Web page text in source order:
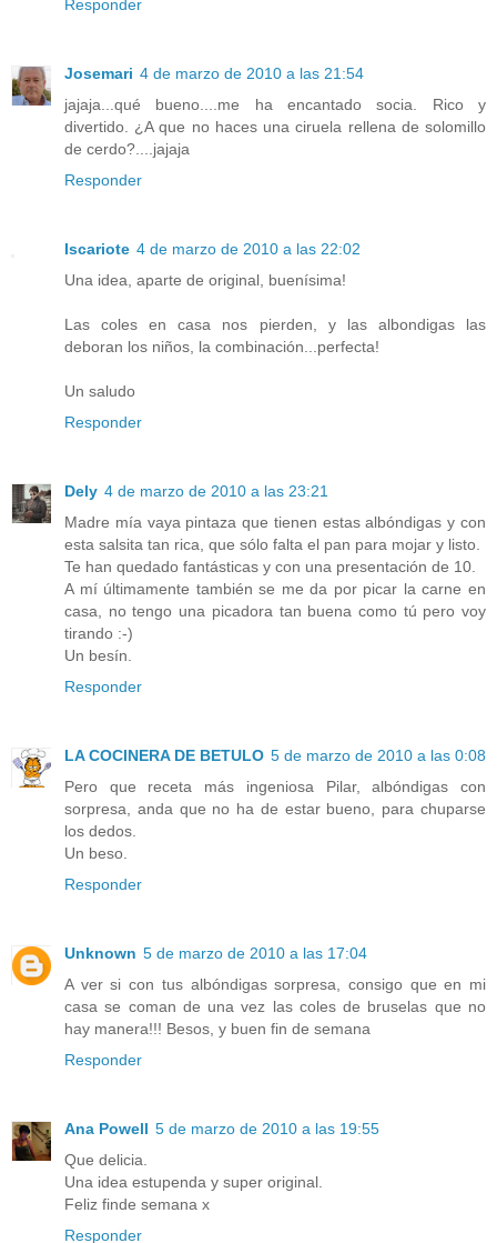
Responder
Josemari 4 de marzo de 2010 a las 21:54
jajaja...qué bueno....me ha encantado socia. Rico y
divertido. ¿A que no haces una ciruela rellena de solomillo
de cerdo?....jajaja
Responder
Iscariote 4 de marzo de 2010 a las 22:02
Una idea, aparte de original, buenísima!
Las coles en casa nos pierden, y las albondigas las
deboran los niños, la combinación...perfecta!
Un saludo
Responder
Dely 4 de marzo de 2010 a las 23:21
Madre mía vaya pintaza que tienen estas albóndigas y con
esta salsita tan rica, que sólo falta el pan para mojar y listo.
Te han quedado fantásticas y con una presentación de 10.
A mí últimamente también se me da por picar la carne en
casa, no tengo una picadora tan buena como tú pero voy
tirando :-)
Un besín.
Responder
LA COCINERA DE BETULO 5 de marzo de 2010 a las 0:08
Pero que receta más ingeniosa Pilar, albóndigas con
sorpresa, anda que no ha de estar bueno, para chuparse
los dedos.
Un beso.
Responder
Unknown 5 de marzo de 2010 a las 17:04
A ver si con tus albóndigas sorpresa, consigo que en mi
casa se coman de una vez las coles de bruselas que no
hay manera!!! Besos, y buen fin de semana
Responder
Ana Powell 5 de marzo de 2010 a las 19:55
Que delicia.
Una idea estupenda y super original.
Feliz finde semana x
Responder